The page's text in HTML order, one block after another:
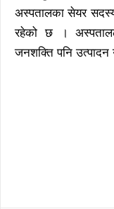
अस्पतालका सेयर
रहेको छ ।
जनशक्ति पनि